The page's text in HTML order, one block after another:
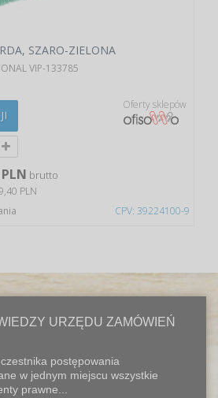
CPV: 39224100-9
SZARO-ZIELONA
VIP-133785
Oferty sklepów
brutto
PLN
URZĘDU ZAMÓWIEŃ
postępowania
w jednym miejscu wszystkie
prawne...